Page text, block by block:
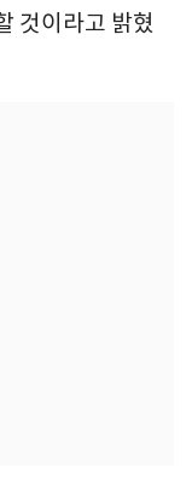
것이라고 밝혔